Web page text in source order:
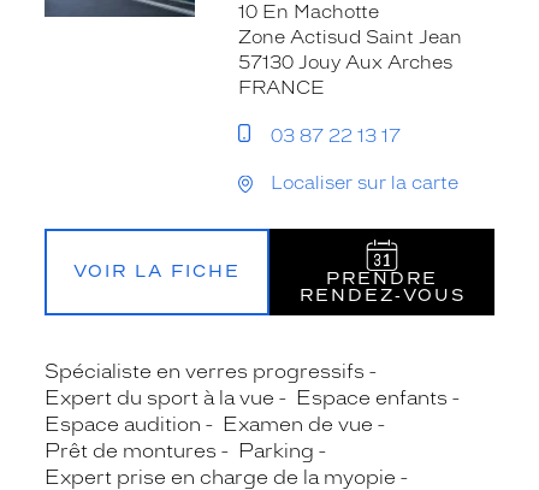
10 En Machotte
Zone Actisud Saint Jean
57130 Jouy Aux Arches
FRANCE
03 87 22 13 17
Localiser sur la carte
VOIR LA FICHE
PRENDRE
RENDEZ‑VOUS
Spécialiste en verres progressifs
Expert du sport à la vue
Espace enfants
Espace audition
Examen de vue
Prêt de montures
Parking
Expert prise en charge de la myopie